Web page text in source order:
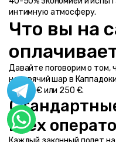
интимную атмосферу.
Что вы на
Давайте поговорим о том,
на горячий шар в
вы 130 € или 250 €.
всех